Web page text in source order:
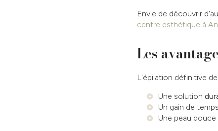
Envie de découvrir
centre esthétique à
Les
L'épilation définitive
Une solution
Un gain de
Une peau